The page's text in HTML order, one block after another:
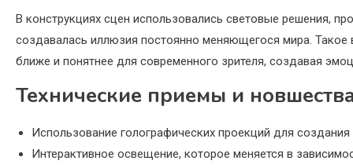
В конструкциях сцен использовались световые решения,
создавалась иллюзия постоянно меняющегося мира.
ближе и понятнее для современного зрителя, создавая
Технические приемы и
Использование голографических проекций для
Интерактивное освещение, которое меняется в